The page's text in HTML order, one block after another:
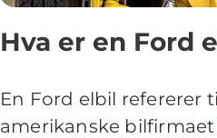
Hva er en Ford
En Ford elbil refererer
amerikanske